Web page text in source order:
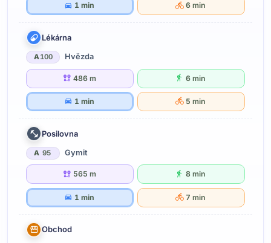
1 min 6 min
Lékárna
A100 Hvězda
486 m 6 min
1 min 5 min
Posilovna
A 95 Gymit
565 m 8 min
1 min 7 min
Obchod